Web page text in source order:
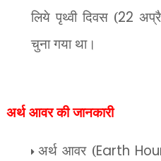
लिये पृथ्वी दिवस (22
चुना गया था।
अर्थ आवर की जानकारी
अर्थ आवर (Earth